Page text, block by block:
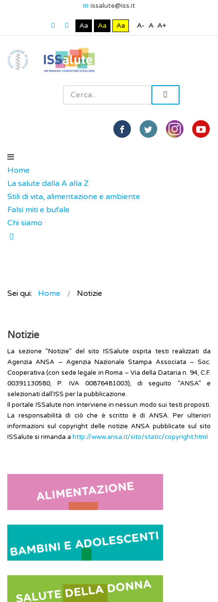
issalute@iss.it
Aa Aa Aa A- A A+
Home
La salute dalla A alla Z
Stili di vita, alimentazione e ambiente
Falsi miti e bufale
Chi siamo
Sei qui: Home Notizie
Notizie
La sezione “Notizie” del sito ISSalute ospita testi realizzati da
Agenzia ANSA – Agenzia Nazionale Stampa Associata – Soc.
Cooperativa (con sede legale in Roma – Via della Dataria n. 94, C.F.
00391130580, P. IVA 00876481003), di seguito “ANSA” e
selezionati dall’ISS per la pubblicazione.
Il portale ISSalute non interviene in nessun modo sui testi proposti.
La responsabilità di ciò che è scritto è di ANSA. Per ulteriori
informazioni sul copyright delle notizie ANSA pubblicate sul sito
ISSalute si rimanda a http://www.ansa.it/sito/static/copyright.html